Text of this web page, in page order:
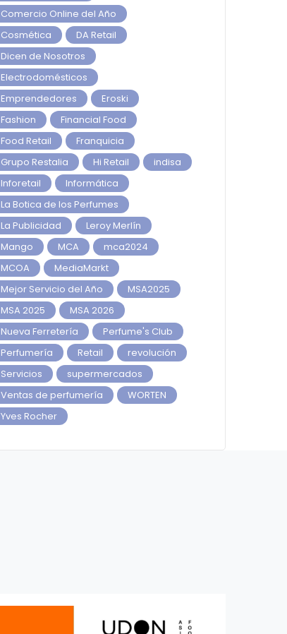
Comercio Online del Año
Cosmética
DA Retail
Dicen de Nosotros
Electrodomésticos
Emprendedores
Eroski
Fashion
Financial Food
Food Retail
Franquicia
Grupo Restalia
Hi Retail
indisa
Inforetail
Informática
La Botica de los Perfumes
La Publicidad
Leroy Merlín
Mango
MCA
mca2024
MCOA
MediaMarkt
Mejor Servicio del Año
MSA2025
MSA 2025
MSA 2026
Nueva Ferretería
Perfume's Club
Perfumería
Retail
revolución
Servicios
supermercados
Ventas de perfumería
WORTEN
Yves Rocher